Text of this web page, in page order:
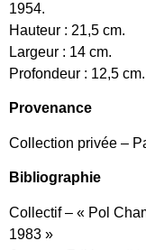
1954.
Hauteur : 21,5 cm.
Largeur : 14 cm.
Profondeur : 12,5 cm.
Provenance
Collection privée –
Bibliographie
Collectif – « Pol
1983 »